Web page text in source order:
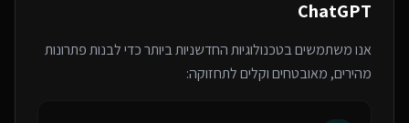
ChatGPT
אנו משתמשים בטכנולוגיות החדשניות ביותר כדי לבנות פתרונות
מהירים, מאובטחים וקלים לתחזוקה: